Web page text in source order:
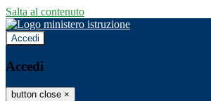
Salta al contenuto
Accedi
Accedi
button close ×